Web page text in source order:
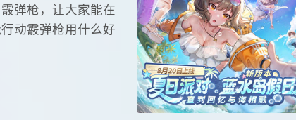
弹枪，让大家能在
动霰弹枪用什么好